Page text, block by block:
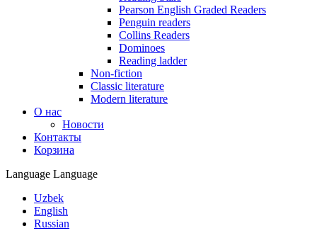
Pearson English Graded Readers
Penguin readers
Collins Readers
Dominoes
Reading ladder
Non-fiction
Classic literature
Modern literature
О нас
Новости
Контакты
Корзина
Language Language
Uzbek
English
Russian